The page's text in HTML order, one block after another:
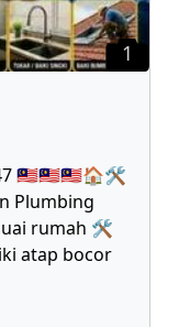
1
🇲🇾🇲🇾🇲🇾🏠🛠
rumah 🛠
atap bocor